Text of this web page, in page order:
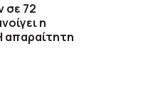
σε 72
η